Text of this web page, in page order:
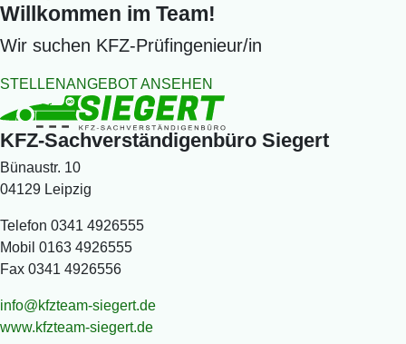
Willkommen im Team!
Wir suchen KFZ-Prüfingenieur/in
STELLENANGEBOT ANSEHEN
KFZ-Sachverständigenbüro Siegert
Bünaustr. 10
04129 Leipzig
Telefon 0341 4926555
Mobil 0163 4926555
Fax 0341 4926556
www.kfzteam-siegert.de